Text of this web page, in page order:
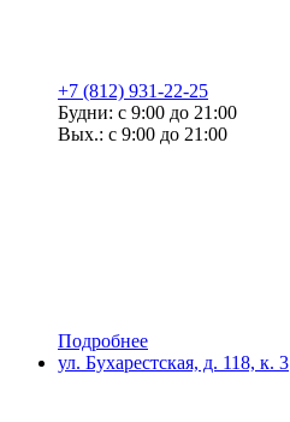
+7 (812) 931-22-25
Будни: с 9:00 до 21:00
Вых.: с 9:00 до 21:00
Подробнее
ул. Бухарестская, д. 118, к. 3